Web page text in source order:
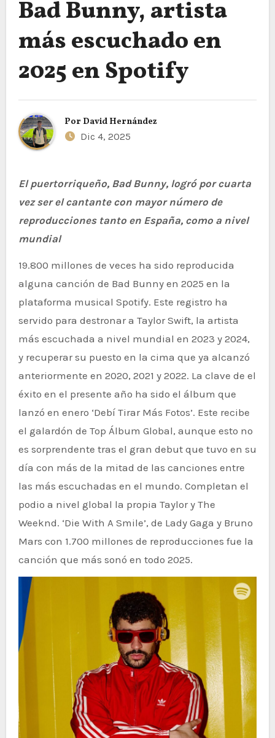
Bad Bunny, artista
más escuchado en
2025 en Spotify
Por David Hernández
Dic 4, 2025
El puertorriqueño, Bad Bunny, logró por cuarta
vez ser el cantante con mayor número de
reproducciones tanto en España, como a nivel
mundial
19.800 millones de veces ha sido reproducida
alguna canción de Bad Bunny en 2025 en la
plataforma musical Spotify. Este registro ha
servido para destronar a Taylor Swift, la artista
más escuchada a nivel mundial en 2023 y 2024,
y recuperar su puesto en la cima que ya alcanzó
anteriormente en 2020, 2021 y 2022. La clave de el
éxito en el presente año ha sido el álbum que
lanzó en enero ‘Debí Tirar Más Fotos’. Este recibe
el galardón de Top Álbum Global, aunque esto no
es sorprendente tras el gran debut que tuvo en su
día con más de la mitad de las canciones entre
las más escuchadas en el mundo. Completan el
podio a nivel global la propia Taylor y The
Weeknd. ‘Die With A Smile’, de Lady Gaga y Bruno
Mars con 1.700 millones de reproducciones fue la
canción que más sonó en todo 2025.